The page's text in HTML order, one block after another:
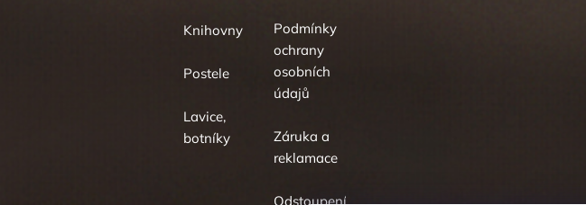
Knihovny
Postele
Lavice,
botníky
Podmínky
ochrany
osobních
údajů
Záruka a
reklamace
Odstoupení